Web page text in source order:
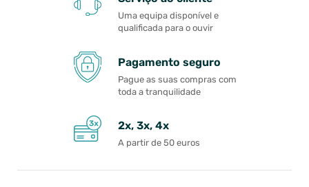
Uma equipa disponível e
qualificada para o ouvir
Pagamento seguro
Pague as suas compras com
toda a tranquilidade
2x, 3x, 4x
A partir de 50 euros